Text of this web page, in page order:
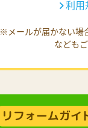
利用
※メールが届かない場
なども